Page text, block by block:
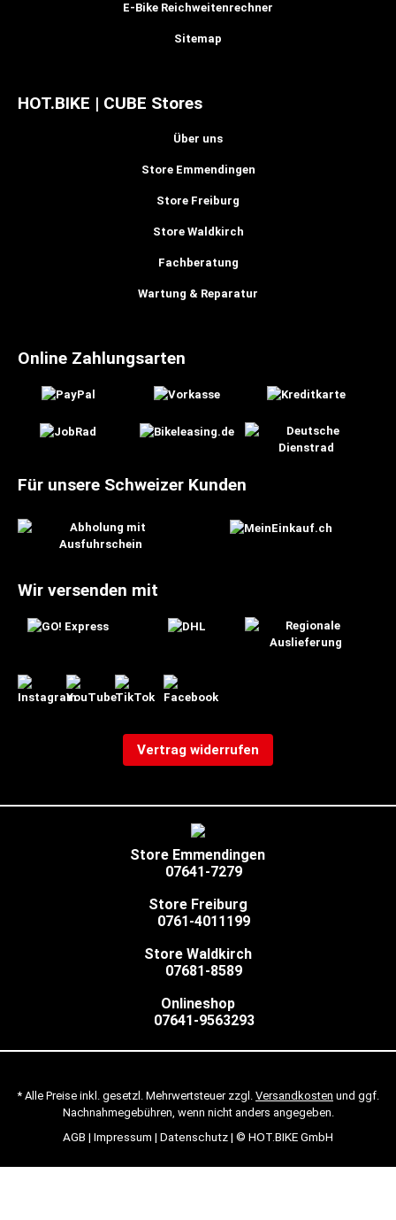
E-Bike Reichweitenrechner
Sitemap
HOT.BIKE | CUBE Stores
Über uns
Store Emmendingen
Store Freiburg
Store Waldkirch
Fachberatung
Wartung & Reparatur
Online Zahlungsarten
Für unsere Schweizer Kunden
Wir versenden mit
Vertrag widerrufen
Store Emmendingen
07641-7279
Store Freiburg
0761-4011199
Store Waldkirch
07681-8589
Onlineshop
07641-9563293
* Alle Preise inkl. gesetzl. Mehrwertsteuer zzgl. Versandkosten und ggf.
Nachnahmegebühren, wenn nicht anders angegeben.
AGB | Impressum | Datenschutz| © HOT.BIKE GmbH